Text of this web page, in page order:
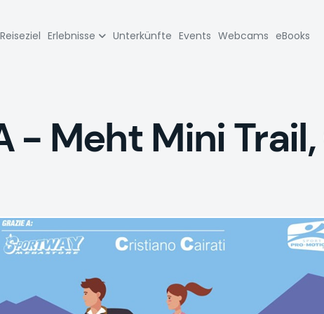
Erlebnisse Unterkünfte Events Webcams eBooks
- Meht Mini